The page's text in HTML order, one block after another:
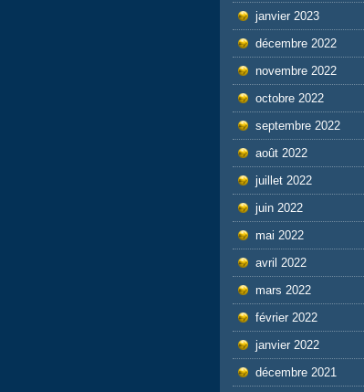
janvier 2023
décembre 2022
novembre 2022
octobre 2022
septembre 2022
août 2022
juillet 2022
juin 2022
mai 2022
avril 2022
mars 2022
février 2022
janvier 2022
décembre 2021